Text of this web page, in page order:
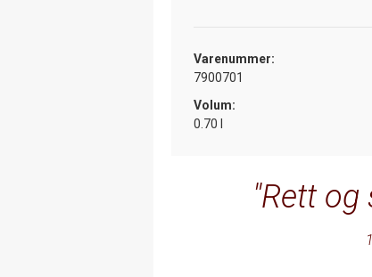
Varenummer:
7900701
Volum:
0.70 l
Rett og